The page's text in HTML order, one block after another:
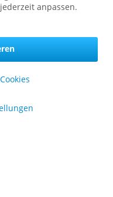
Rechte vorbehalten
anpassen.